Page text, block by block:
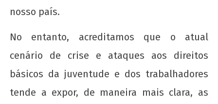
nosso país.
No entanto, acreditamos que o atual
cenário de crise e ataques aos direitos
básicos da juventude e dos trabalhadores
tende a expor, de maneira mais clara, as